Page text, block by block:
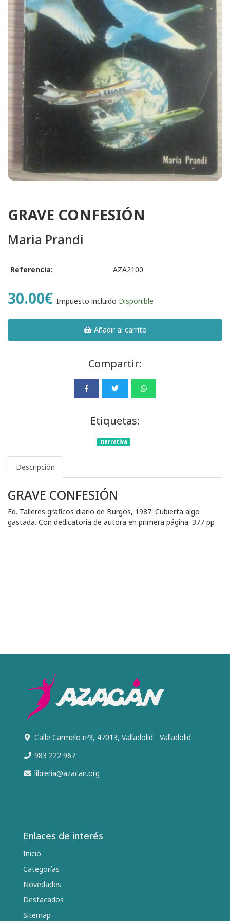
GRAVE CONFESIÓN
Maria Prandi
Referencia: AZA2100
30.00€ Impuesto incluido Disponible
Añadir al carrito
Compartir:
Etiquetas:
narrativa
Descripción
GRAVE CONFESIÓN
Ed. Talleres gráficos diario de Burgos, 1987. Cubierta algo
gastada. Con dedicatoria de autora en primera página. 377 pp
Calle Carmelo nº3, 47013, Valladolid - Valladolid
983 222 967
libreria@azacan.org
Enlaces de interés
Inicio
Categorías
Novedades
Destacados
Sitemap